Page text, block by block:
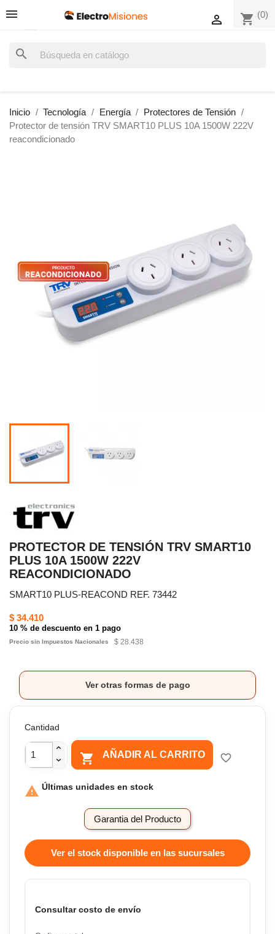
shopping_cart (0)

search
Inicio Tecnología Energía
Protectores de Tensión
Protector de tensión TRV SMART10 PLUS 10A 1500W 222V
reacondicionado
PROTECTOR DE TENSIÓN TRV SMART10
PLUS 10A 1500W 222V
REACONDICIONADO
SMART10 PLUS-REACOND REF. 73442
$ 34.410
10 % de descuento en 1 pago
Precio sin Impuestos Nacionales $ 28.438
Ver otras formas de pago
Cantidad
 AÑADIR AL CARRITO favorite_border
 Últimas unidades en stock
Garantia del Producto
Ver el stock disponible en las sucursales
Consultar costo de envío